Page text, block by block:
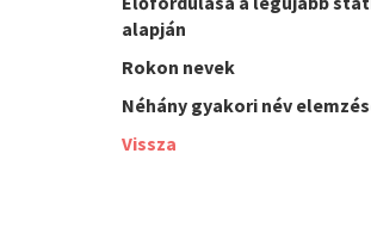
alapján
Rokon nevek
Néhány gyakori név
Vissza